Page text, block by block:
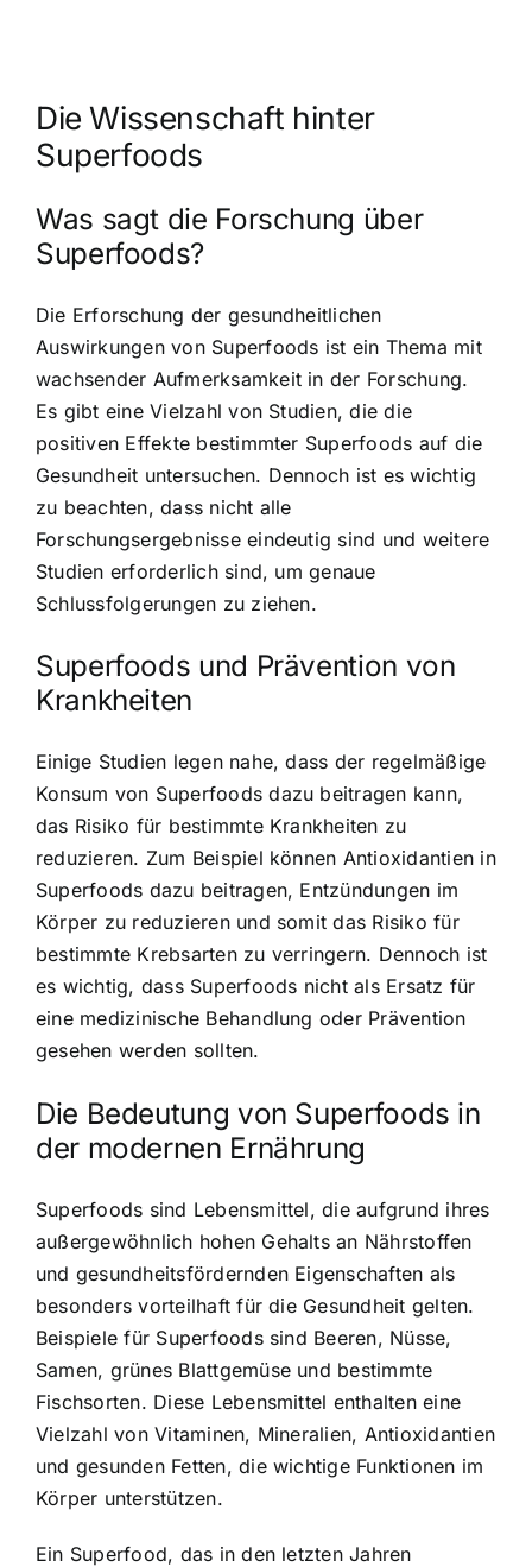
Die Wissenschaft hinter
Superfoods
Was sagt die Forschung über
Superfoods?
Die Erforschung der gesundheitlichen
Auswirkungen von Superfoods ist ein Thema mit
wachsender Aufmerksamkeit in der Forschung.
Es gibt eine Vielzahl von Studien, die die
positiven Effekte bestimmter Superfoods auf die
Gesundheit untersuchen. Dennoch ist es wichtig
zu beachten, dass nicht alle
Forschungsergebnisse eindeutig sind und weitere
Studien erforderlich sind, um genaue
Schlussfolgerungen zu ziehen.
Superfoods und Prävention von
Krankheiten
Einige Studien legen nahe, dass der regelmäßige
Konsum von Superfoods dazu beitragen kann,
das Risiko für bestimmte Krankheiten zu
reduzieren. Zum Beispiel können Antioxidantien in
Superfoods dazu beitragen, Entzündungen im
Körper zu reduzieren und somit das Risiko für
bestimmte Krebsarten zu verringern. Dennoch ist
es wichtig, dass Superfoods nicht als Ersatz für
eine medizinische Behandlung oder Prävention
gesehen werden sollten.
Die Bedeutung von Superfoods in
der modernen Ernährung
Superfoods sind Lebensmittel, die aufgrund ihres
außergewöhnlich hohen Gehalts an Nährstoffen
und gesundheitsfördernden Eigenschaften als
besonders vorteilhaft für die Gesundheit gelten.
Beispiele für Superfoods sind Beeren, Nüsse,
Samen, grünes Blattgemüse und bestimmte
Fischsorten. Diese Lebensmittel enthalten eine
Vielzahl von Vitaminen, Mineralien, Antioxidantien
und gesunden Fetten, die wichtige Funktionen im
Körper unterstützen.
Ein Superfood, das in den letzten Jahren